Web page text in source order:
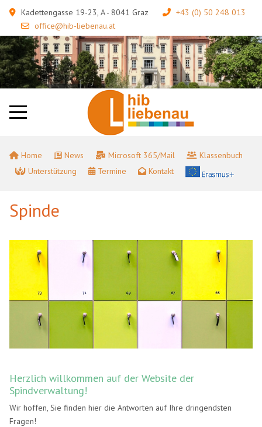
Kadettengasse 19-23, A - 8041 Graz
+43 (0) 50 248 013
office@hib-liebenau.at
Home News Microsoft 365/Mail
Klassenbuch
Unterstützung
Termine Kontakt
Spinde
Herzlich willkommen auf der Website der
Spindverwaltung!
Wir hoffen, Sie finden hier die Antworten auf Ihre dringendsten
Fragen!